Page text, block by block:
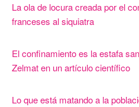
La ola de locura creada por el
franceses al siquiatra
El confinamiento es la estafa
Zelmat en un artículo científico
Lo que está matando a la